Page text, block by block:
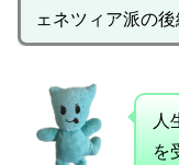
ェネツィア派の後
人
を